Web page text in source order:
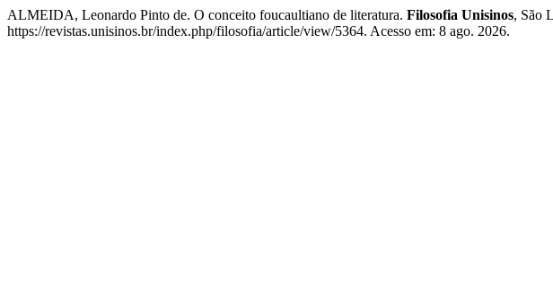
ALMEIDA, Leonardo Pinto de. O conceito foucaultiano de literatura. Filosofia Unisinos, São
https://revistas.unisinos.br/index.php/filosofia/article/view/5364. Acesso em: 8 ago. 2026.